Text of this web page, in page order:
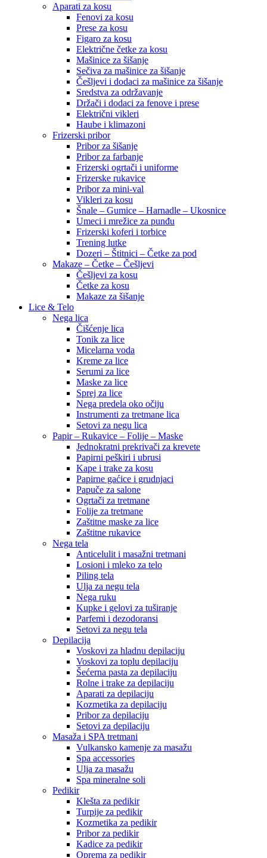
Aparati za kosu
Fenovi za kosu
Prese za kosu
Figaro za kosu
Električne četke za kosu
Mašinice za šišanje
Sečiva za mašinice za šišanje
Češljevi i dodaci za mašinice za šišanje
Sredstva za održavanje
Držači i dodaci za fenove i prese
Električni vikleri
Haube i klimazoni
Frizerski pribor
Pribor za šišanje
Pribor za farbanje
Frizerski ogrtači i uniforme
Frizerske rukavice
Pribor za mini-val
Vikleri za kosu
Šnale – Gumice – Harnadle – Ukosnice
Umeci i mrežice za punđu
Frizerski koferi i torbice
Trening lutke
Dozeri – Štitnici – Četke za pod
Makaze – Četke – Češljevi
Češljevi za kosu
Četke za kosu
Makaze za šišanje
Lice & Telo
Nega lica
Čišćenje lica
Tonik za lice
Micelarna voda
Kreme za lice
Serumi za lice
Maske za lice
Sprej za lice
Nega predela oko očiju
Instrumenti za tretmane lica
Setovi za negu lica
Papir – Rukavice – Folije – Maske
Jednokratni prekrivači za krevete
Papirni peškiri i ubrusi
Kape i trake za kosu
Papirne gaćice i grudnjaci
Papuče za salone
Ogrtači za tretmane
Folije za tretmane
Zaštitne maske za lice
Zaštitne rukavice
Nega tela
Anticelulit i masažni tretmani
Losioni i mleko za telo
Piling tela
Ulja za negu tela
Nega ruku
Kupke i gelovi za tuširanje
Parfemi i dezodoransi
Setovi za negu tela
Depilacija
Voskovi za hladnu depilaciju
Voskovi za toplu depilaciju
Šećerna pasta za depilaciju
Rolne i trake za depilaciju
Aparati za depilaciju
Kozmetika za depilaciju
Pribor za depilaciju
Setovi za depilaciju
Masaža i SPA tretmani
Vulkansko kamenje za masažu
Spa accessories
Ulja za masažu
Spa mineralne soli
Pedikir
Klešta za pedikir
Turpije za pedikir
Kozmetika za pedikir
Pribor za pedikir
Kadice za pedikir
Oprema za pedikir